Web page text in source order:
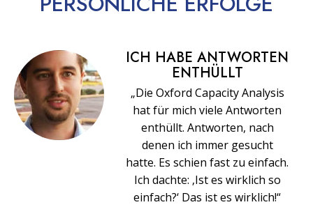
ICH HABE ANTWORTEN
ENTHÜLLT
„Die Oxford Capacity Analysis
hat für mich viele Antworten
enthüllt. Antworten, nach
denen ich immer gesucht
hatte. Es schien fast zu einfach.
Ich dachte: ‚Ist es wirklich so
einfach?‘ Das ist es wirklich!“